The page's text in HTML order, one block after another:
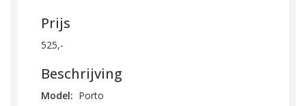
Prijs
525,-
Beschrijving
Model: Porto